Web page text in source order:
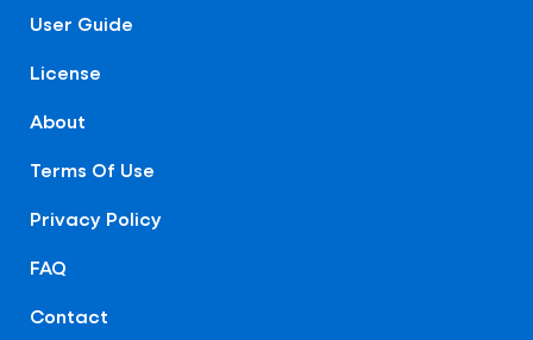
User Guide
License
About
Terms Of Use
Privacy Policy
FAQ
Contact